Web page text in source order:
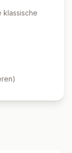
klassische
)